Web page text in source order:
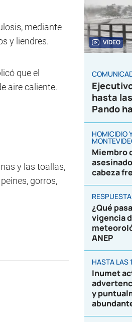
mediante
y liendres.
que el
aire caliente.
y las toallas,
gorros,
VIDEO
hasta
Pando
HOMICIDIO
Miembro
cabeza
¿Qué
vigencia
ANEP
HASTA LAS
Inumet
y